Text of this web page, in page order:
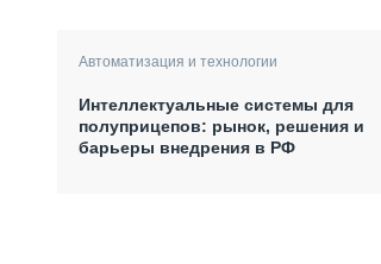
Автоматизация и технологии
Интеллектуальные системы для
полуприцепов: рынок, решения и
барьеры внедрения в РФ